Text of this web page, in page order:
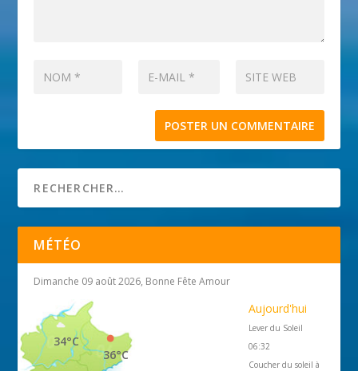
MÉTÉO
Dimanche 09 août 2026, Bonne Fête Amour
36°C
34°C
Aujourd'hui
Lever du Soleil
06:32
Coucher du soleil à